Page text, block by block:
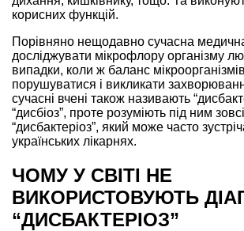
корисних функцій.
Порівняно нещодавно сучасна
досліджувати мікрофлору організму
випадки, коли ж баланс
порушуватися і викликати
сучасні вчені також називають
“дисбіоз”, проте розуміють під ним
“дисбактеріоз”, який може часто
українських лікарнях.
ЧОМУ У СВІТІ НЕ
ВИКОРИСТОВУЮТЬ
“ДИСБАКТЕРІОЗ”